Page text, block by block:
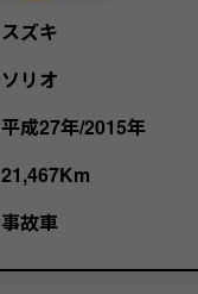
スズキ
ソリオ
平成27年/2015年
21,467Km
事故車